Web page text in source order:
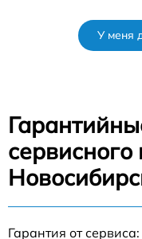
У меня
сервисного
Гарантия от